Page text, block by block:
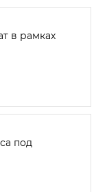
в рамках
под